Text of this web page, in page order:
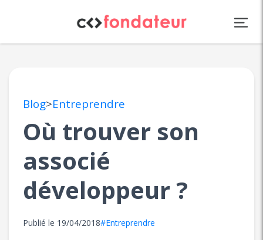
Blog>Entreprendre
Où trouver son
associé
développeur ?
Publié le 19/04/2018#Entreprendre